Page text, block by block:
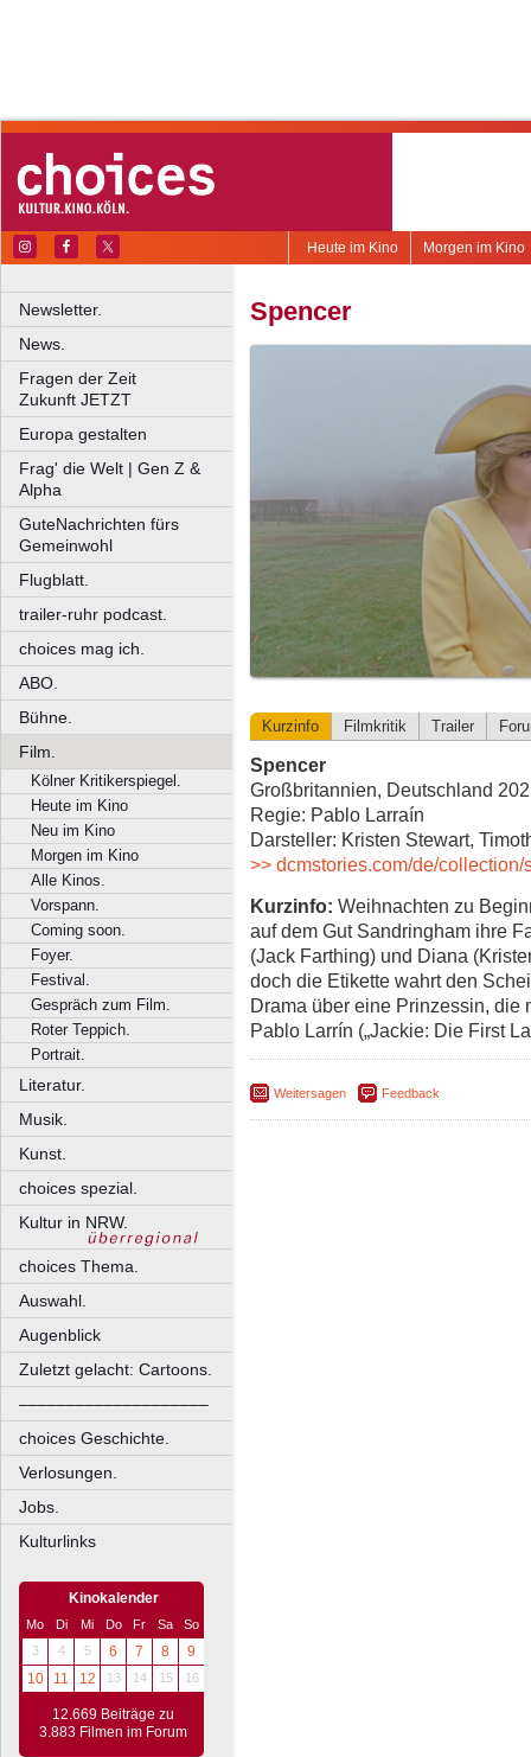
Morgen im Kino
Heute im Kino
Newsletter.
News.
Fragen der Zeit
Zukunft JETZT
Europa gestalten
Frag' die Welt | Gen Z &
Alpha
GuteNachrichten fürs
Gemeinwohl
Flugblatt.
trailer-ruhr podcast.
choices mag ich.
ABO.
Bühne.
Film.
Kölner Kritikerspiegel.
Heute im Kino
Neu im Kino
Morgen im Kino
Alle Kinos.
Vorspann.
Coming soon.
Foyer.
Festival.
Gespräch zum Film.
Roter Teppich.
Portrait.
Literatur.
Musik.
Kunst.
choices spezial.
Kultur in NRW.
choices Thema.
Auswahl.
Augenblick
Zuletzt gelacht: Cartoons.
––––––––––––––––––––
choices Geschichte.
Verlosungen.
Jobs.
Kulturlinks
Kinokalender
Mo Di Mi Do Fr Sa
So
3
4 5 6 7 8
9
10
11 12 13 14 15 16
12.669 Beiträge zu
3.883 Filmen im Forum
Spencer
Kurzinfo Filmkritik Trailer
Spencer
Großbritannien, Deutschland
Regie: Pablo Larraín
Darsteller: Kristen Stewart,
>> dcmstories.com/de/collection/
Kurzinfo: Weihnachten zu
auf dem Gut Sandringham ihre
(Jack Farthing) und Diana
doch die Etikette wahrt den
Drama über eine Prinzessin,
Pablo Larrín („Jackie: Die First
Weitersagen Feedback